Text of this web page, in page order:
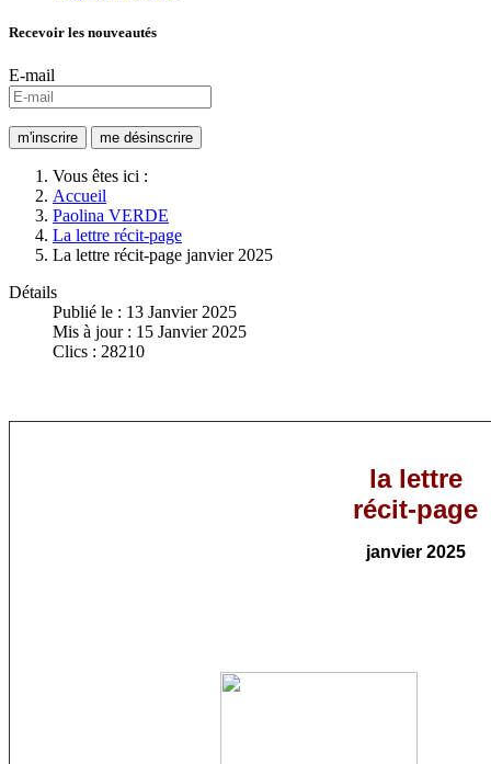
Recevoir les nouveautés
E-mail
Vous êtes ici :
Accueil
Paolina VERDE
La lettre récit-page
La lettre récit-page janvier 2025
Détails
Publié le : 13 Janvier 2025
Mis à jour : 15 Janvier 2025
Clics : 28210
la lettre
récit-page
janvier 2025